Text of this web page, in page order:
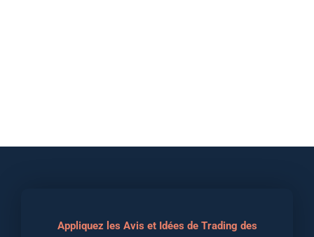
Appliquez les Avis et Idées de Trading des